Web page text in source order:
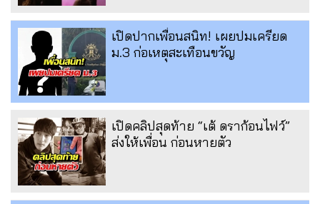
เปิดปากเพื่อนสนิท! เผยปมเครียด
ม.3 ก่อเหตุสะเทือนขวัญ
เปิดคลิปสุดท้าย “เต้ ดราก้อนไฟว์”
ส่งให้เพื่อน ก่อนหายตัว